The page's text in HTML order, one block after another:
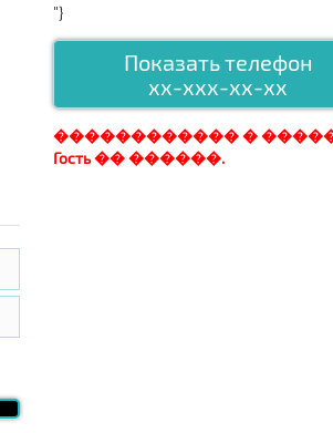
"}
Показать телефон
xx-xxx-xx-xx
������������ �
Гость �� ������.